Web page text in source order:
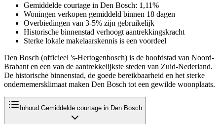
Gemiddelde courtage in Den Bosch: 1,11%
Woningen verkopen gemiddeld binnen 18 dagen
Overbiedingen van 3-5% zijn gebruikelijk
Historische binnenstad verhoogt aantrekkingskracht
Sterke lokale makelaarskennis is een voordeel
Den Bosch (officieel 's-Hertogenbosch) is de hoofdstad van Noord-
Brabant en een van de aantrekkelijkste steden van Zuid-Nederland.
De historische binnenstad, de goede bereikbaarheid en het sterke
ondernemersklimaat maken Den Bosch tot een gewilde woonplaats.
Inhoud:Gemiddelde courtage in Den Bosch